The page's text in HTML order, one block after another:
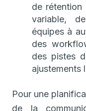
de rétention
variable,
équipes à
des
des pistes
ajustements
Pour une
de la